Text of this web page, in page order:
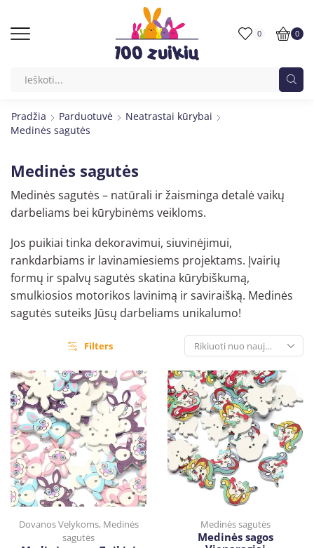
0 0
Pradžia Parduotuvė
Neatrastai kūrybai
Medinės sagutės
Medinės sagutės
Medinės sagutės – natūrali ir žaisminga detalė vaikų
darbeliams bei kūrybinėms veikloms.
Jos puikiai tinka dekoravimui, siuvinėjimui,
rankdarbiams ir lavinamiesiems projektams. Įvairių
formų ir spalvų sagutės skatina kūrybiškumą,
smulkiosios motorikos lavinimą ir saviraišką. Medinės
sagutės suteiks Jūsų darbeliams unikalumo!
Filters
Dovanos Velykoms, Medinės
sagutės
Medinės sagutės
Medinės sagos